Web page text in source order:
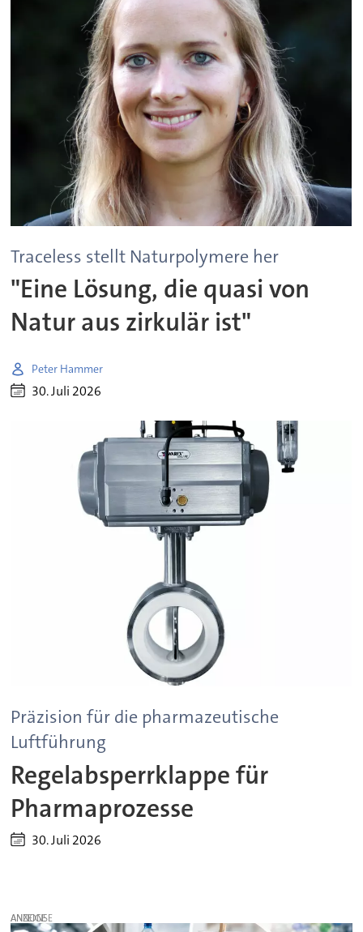
Traceless stellt Naturpolymere her
"Eine Lösung, die quasi von
Natur aus zirkulär ist"
Peter Hammer
30. Juli 2026
Präzision für die pharmazeutische
Luftführung
Regelabsperrklappe für
Pharmaprozesse
30. Juli 2026
ANZEIGE